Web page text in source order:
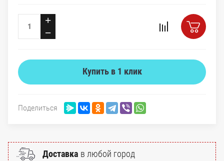
+
−
Купить в 1 клик
Поделиться
Доставка в любой город